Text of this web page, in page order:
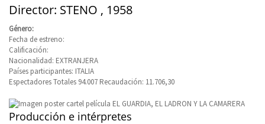
Director: STENO , 1958
Género:
Fecha de estreno:
Calificación:
Nacionalidad: EXTRANJERA
Países participantes: ITALIA
Espectadores Totales 94.007 Recaudación: 11.706,30
Producción e intérpretes